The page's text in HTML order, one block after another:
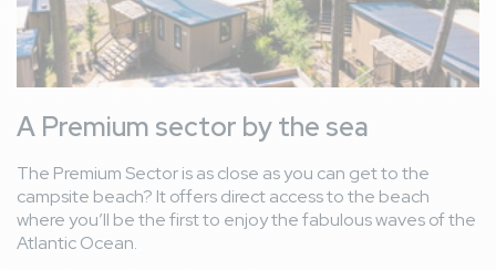
A Premium sector by the sea
The Premium Sector is as close as you can get to the
campsite beach? It offers direct access to the beach
where you’ll be the first to enjoy the fabulous waves of the
Atlantic Ocean.
Angela R 4,6/ 10
From 17/06/2026 to 28/06/2026
Avis hébergement
est assez spacieux.
thumb_downIdéalement, lorsqu’on réserve un hébergement
Premium, il serait appréciable que les lits soient déjà faits à
l’arrivée. La douche dans la chambre c'était étrange...On